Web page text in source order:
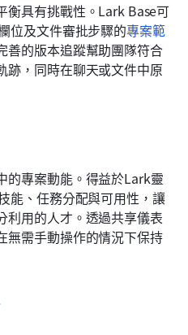
衡具有挑戰性。Lark Base可
位及文件審批步驟的專案範
善的版本追蹤幫助團隊符合
跡，同時在聊天或文件中原
的專案動能。得益於Lark靈
能、任務分配與可用性，讓
利用的人才。透過共享儀表
無需手動操作的情況下保持